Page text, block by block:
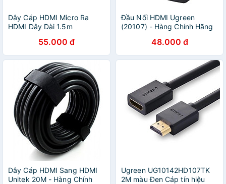
Dây Cáp HDMI Micro Ra
HDMI Dây Dài 1.5m
55.000 đ
Đầu Nối HDMI Ugreen
(20107) - Hàng Chính Hãng
48.000 đ
Dây Cáp HDMI Sang HDMI
Unitek 20M - Hàng Chính
Ugreen UG10142HD107TK
2M màu Đen Cáp tín hiệu